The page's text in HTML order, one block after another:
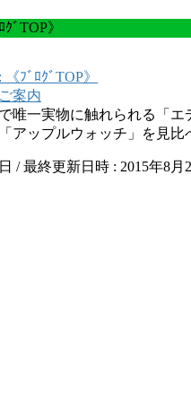
ﾞTOP》
ﾌﾞﾛｸﾞTOP》
案内
唯一実物に触れられる「エ
アップルウォッチ」を見比
/ 最終更新日時 : 2015年8月